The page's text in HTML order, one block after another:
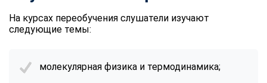
На курсах переобучения слушатели изучают
следующие темы:
молекулярная физика и термодинамика;